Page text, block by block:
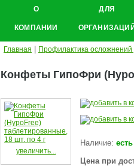
О
КОМПАНИИ
ДЛЯ
Главная Профилактика осложнений
Конфеты ГипоФри
увеличить...
Наличие: есть
Цена при